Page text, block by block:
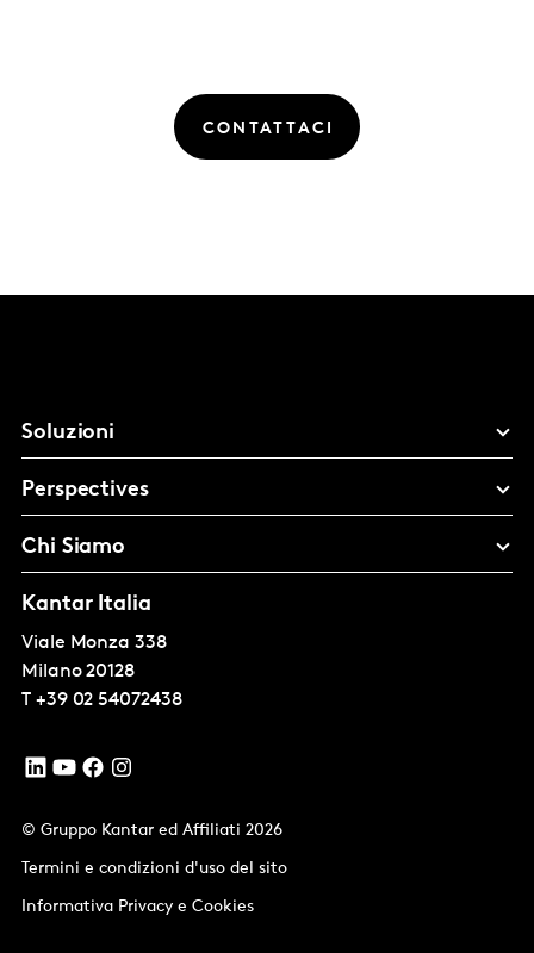
CONTATTACI
Soluzioni
Perspectives
Chi Siamo
Kantar Italia
Viale Monza 338
Milano 20128
T +39 02 54072438
© Gruppo Kantar ed Affiliati 2026
Termini e condizioni d'uso del sito
Informativa Privacy e Cookies